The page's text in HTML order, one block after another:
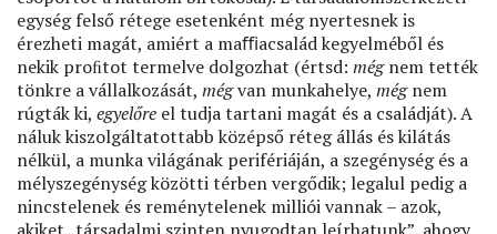
egység felső rétege esetenként még nyertesnek is
érezheti magát, amiért a maﬃacsalád kegyelméből és
nekik proﬁtot termelve dolgozhat (értsd: mégnem tették
tönkre a vállalkozását, mégvan munkahelye, mégnem
rúgták ki, egyelőre el tudja tartani magát és a családját). A
náluk kiszolgáltatottabb középső réteg állás és kilátás
nélkül, a munka világának perifériáján, a szegénység és a
mélyszegénység közötti térben vergődik; legalul pedig a
nincstelenek és reménytelenek milliói vannak – azok,